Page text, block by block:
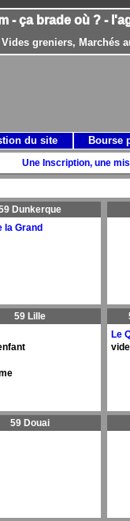
- ça brade où ? -
greniers, Marchés
Une Inscription, une
Dunkerque
la Grand
59 Lille
59 Douai
Le
du site Bourse